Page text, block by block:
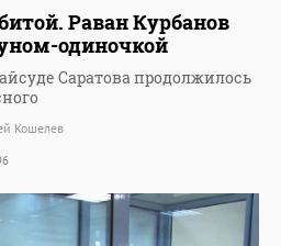
Раван Курбанов
одиночкой
Саратова продолжилось
Кошелев